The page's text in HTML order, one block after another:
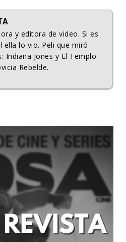
y editora de video. Si es
ella lo vio. Peli que miró
Indiana Jones y El Templo
Rebelde.